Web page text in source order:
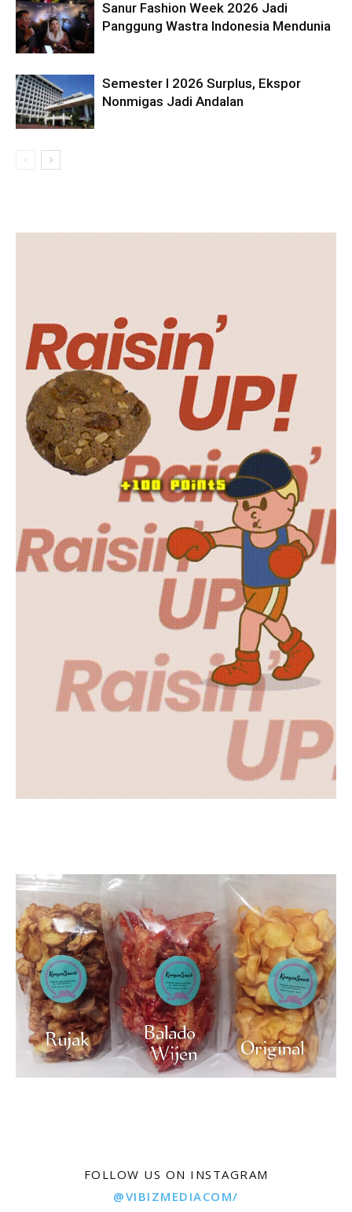
Sanur Fashion Week 2026 Jadi
Panggung Wastra Indonesia Mendunia
Semester I 2026 Surplus, Ekspor
Nonmigas Jadi Andalan
FOLLOW US ON INSTAGRAM
@VIBIZMEDIACOM/